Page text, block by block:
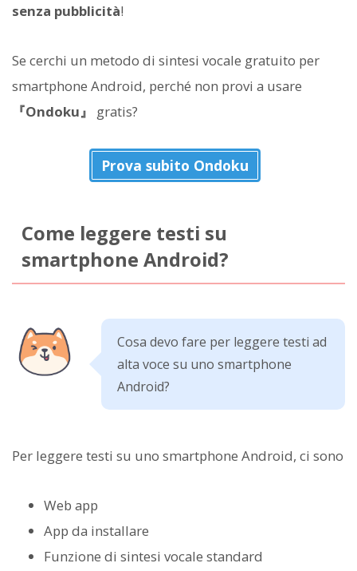
senza pubblicità!
Se cerchi un metodo di sintesi vocale gratuito per
smartphone Android, perché non provi a usare
『Ondoku』
gratis?
Prova subito Ondoku
Come leggere testi su
smartphone Android?
Cosa devo fare per leggere testi ad
alta voce su uno smartphone
Android?
Per leggere testi su uno smartphone Android, ci sono
Web app
App da installare
Funzione di sintesi vocale standard